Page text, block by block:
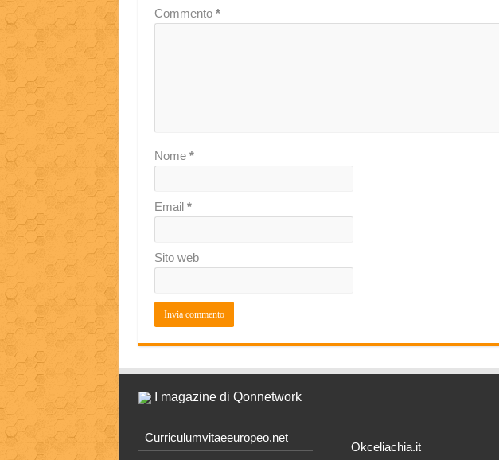
Commento *
Nome *
Email *
Sito web
I magazine di Qonnetwork
Curriculumvitaeeuropeo.net
Okceliachia.it